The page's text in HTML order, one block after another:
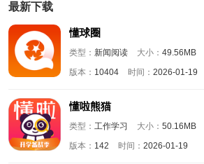
最新下载
懂球圈
类型： 新闻阅读 大小： 49.56MB
版本： 10404 时间： 2026-01-19
懂啦熊猫
类型： 工作学习 大小： 50.16MB
版本： 142 时间： 2026-01-19